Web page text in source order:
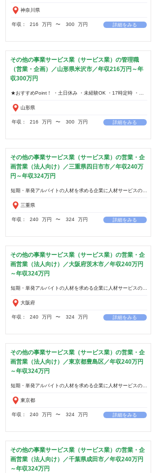
神奈川県
年収： 216 万円 ​〜 300 万円 詳細をみる
その他の事業サービス業（サービス業）の管理職
（営業・企画）／山形県米沢市／年収216万円～年
収300万円
山形県
年収： 216 万円 ​〜 300 万円 詳細をみる
その他の事業サービス業（サービス業）の営業・企
画営業（法人向け）／三重県四日市市／年収240万
円～年収324万円
三重県
年収： 240 万円 ​〜 324 万円 詳細をみる
その他の事業サービス業（サービス業）の営業・企
画営業（法人向け）／大阪府茨木市／年収240万円
～年収324万円
大阪府
年収： 240 万円 ​〜 324 万円 詳細をみる
その他の事業サービス業（サービス業）の営業・企
画営業（法人向け）／東京都豊島区／年収240万円
～年収324万円
東京都
年収： 240 万円 ​〜 324 万円 詳細をみる
その他の事業サービス業（サービス業）の営業・企
画営業（法人向け）／千葉県成田市／年収240万円
～年収324万円